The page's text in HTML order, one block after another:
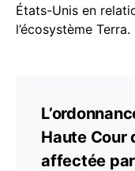
États-Unis en
l’écosystème Terra.
Haute Cour
affectée